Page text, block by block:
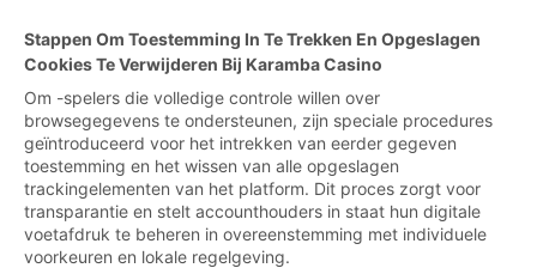
Stappen Om Toestemming In Te Trekken En Opgeslagen
Cookies Te Verwijderen Bij Karamba Casino
Om -spelers die volledige controle willen over
browsegegevens te ondersteunen, zijn speciale procedures
geïntroduceerd voor het intrekken van eerder gegeven
toestemming en het wissen van alle opgeslagen
trackingelementen van het platform. Dit proces zorgt voor
transparantie en stelt accounthouders in staat hun digitale
voetafdruk te beheren in overeenstemming met individuele
voorkeuren en lokale regelgeving.